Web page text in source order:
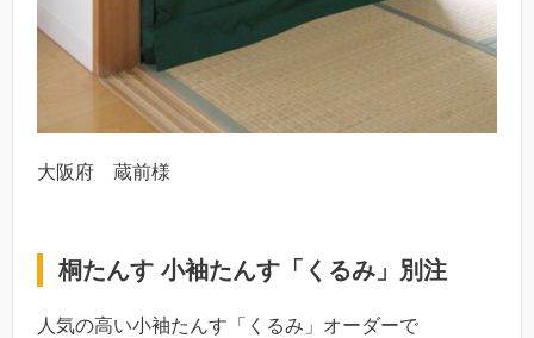
大阪府 蔵前様
桐たんす 小袖たんす「くるみ」別注
人気の高い小袖たんす「くるみ」オーダーで